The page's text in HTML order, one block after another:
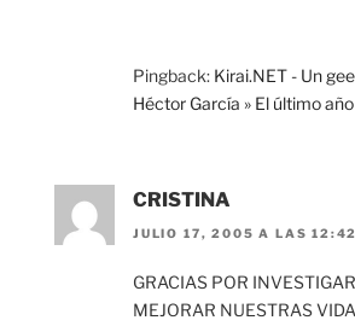
Pingback: Kirai.NET - Un
Héctor García » El último
CRISTINA
JULIO 17, 2005 A LAS
GRACIAS POR
MEJORAR NUESTRAS